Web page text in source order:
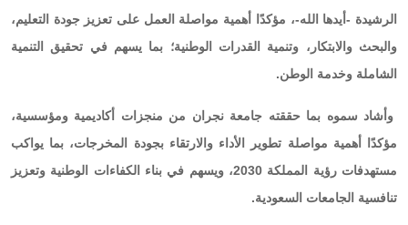
الرشيدة -أيدها الله-، مؤكدًا أهمية مواصلة العمل على تعزيز جودة التعليم،
والبحث والابتكار، وتنمية القدرات الوطنية؛ بما يسهم في تحقيق التنمية
الشاملة وخدمة الوطن.
وأشاد سموه بما حققته جامعة نجران من منجزات أكاديمية ومؤسسية،
مؤكدًا أهمية مواصلة تطوير الأداء والارتقاء بجودة المخرجات، بما يواكب
مستهدفات رؤية المملكة 2030، ويسهم في بناء الكفاءات الوطنية وتعزيز
تنافسية الجامعات السعودية.